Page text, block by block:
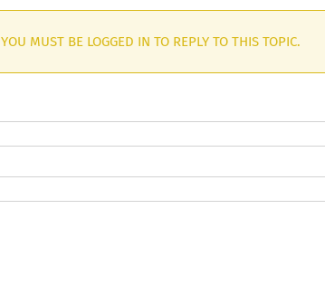
YOU MUST BE LOGGED IN TO REPLY TO THIS TOPIC.